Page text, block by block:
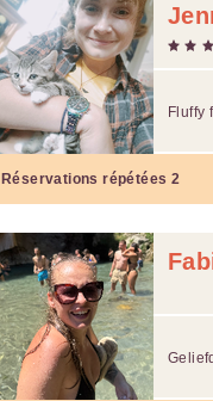
Fluffy
Réservations répétées 2